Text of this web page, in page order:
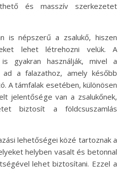
és masszív szerkezetet
is népszerű a zsalukő, hiszen
lehet létrehozni velük. A
is gyakran használják, mivel a
ad a falazathoz, amely később
A támfalak esetében, különösen
jelentősége van a zsalukőnek,
biztosít a földcsuszamlás
lehetőségei közé tartoznak a
helyben vasalt és betonnal
lehet biztosítani. Ezzel a